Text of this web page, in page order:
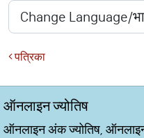
पत्रिका
ऑनलाइन ज्योतिष
ऑनलाइन अंक ज्योतिष,